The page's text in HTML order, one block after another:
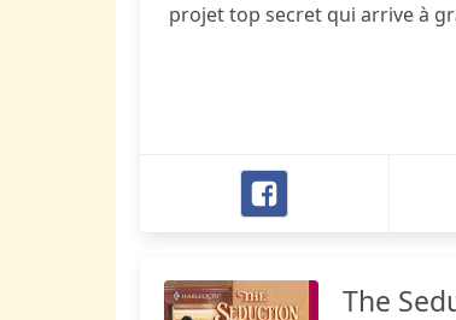
projet top secret qui arrive à
The